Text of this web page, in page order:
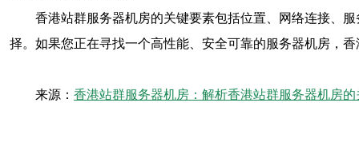
香港站群服务器机房的关键要素包括位置、网络连接、
择。如果您正在寻找一个高性能、安全可靠的服务器机房，
来源： 香港站群服务器机房：解析香港站群服务器机房的